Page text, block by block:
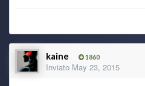
kaine 1860
Inviato May 23, 2015